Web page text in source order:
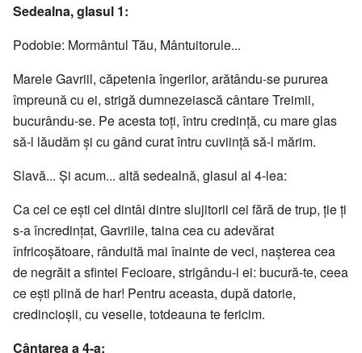
Sedealna, glasul 1:
Podobie: Mormântul Tău, Mântuitorule...
Marele Gavriil, căpetenia îngerilor, arătându-se pururea
împreună cu ei, strigă dumnezeiască cântare Treimii,
bucurându-se. Pe acesta toţi, întru credinţă, cu mare glas
să-l lăudăm şi cu gând curat întru cuviinţă să-l mărim.
Slavă... Și acum... altă sedealnă, glasul al 4-lea:
Ca cel ce eşti cel dintâi dintre slujitorii cei fără de trup, ţie ţi
s-a încredinţat, Gavriile, taina cea cu adevărat
înfricoşătoare, rânduită mai înainte de veci, naşterea cea
de negrăit a sfintei Fecioare, strigându-i ei: bucură-te, ceea
ce eşti plină de har! Pentru aceasta, după datorie,
credincioşii, cu veselie, totdeauna te fericim.
Cântarea a 4-a: